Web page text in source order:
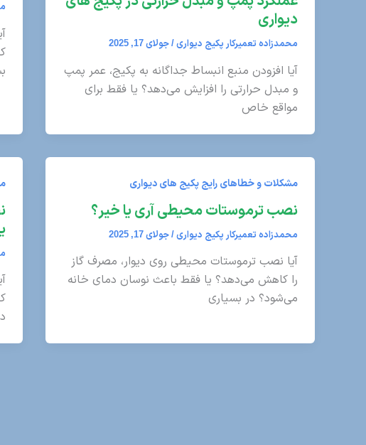
دیواری
محمدزاده تعمیرکار پکیج دیواری/جولای 17, 2025
آیا افزودن منبع انبساط جداگانه به پکیج، عمر پمپ
و مبدل حرارتی را افزایش می‌دهد؟ یا فقط برای
مواقع خاص
مشکلات و خطاهای رایج پکیج های دیواری
نصب ترموستات محیطی آری یا خیر؟
محمدزاده تعمیرکار پکیج دیواری/جولای 17, 2025
آیا نصب ترموستات محیطی روی دیوار، مصرف گاز
را کاهش می‌دهد؟ یا فقط باعث نوسان دمای خانه
می‌شود؟ در بسیاری